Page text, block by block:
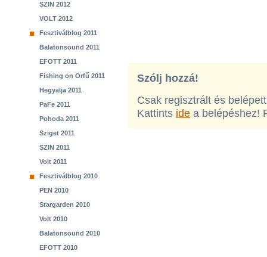
SZIN 2012
VOLT 2012
Fesztiválblog 2011
Balatonsound 2011
EFOTT 2011
Fishing on Orfű 2011
Hegyalja 2011
PaFe 2011
Pohoda 2011
Sziget 2011
SZIN 2011
Volt 2011
Fesztiválblog 2010
PEN 2010
Stargarden 2010
Volt 2010
Balatonsound 2010
EFOTT 2010
Szólj hozzá!
Csak regisztrált és
Kattints ide a belépéshez!